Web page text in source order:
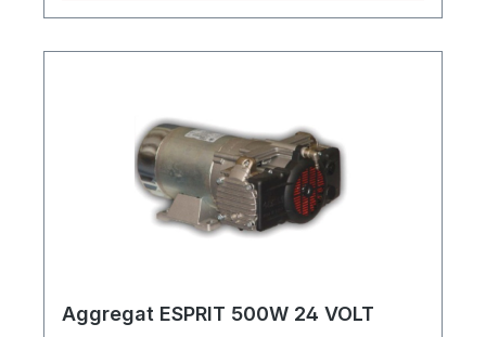
Antriebsmotor0,5kWSchalldruckpegel
Porsche-Str. 16, 63500 Seligenstadt,
Deutschlandinfo@aerotec.info
Aggregat ESPRIT 500W 24 VOLT